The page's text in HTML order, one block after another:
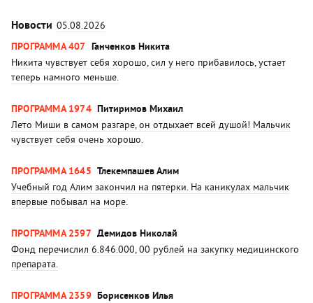
Новости 05.08.2026
ПРОГРАММА 407 Ганченков Никита
Никита чувствует себя хорошо, сил у него прибавилось, устает
теперь намного меньше.
ПРОГРАММА 1974 Питиримов Михаил
Лето Миши в самом разгаре, он отдыхает всей душой! Мальчик
чувствует себя очень хорошо.
ПРОГРАММА 1645 Тлекемпашев Алим
Учебный год Алим закончил на пятерки. На каникулах мальчик
впервые побывал на море.
ПРОГРАММА 2597 Демидов Николай
Фонд перечислил 6.846.000, 00 рублей на закупку медицинского
препарата.
ПРОГРАММА 2359 Борисенков Илья